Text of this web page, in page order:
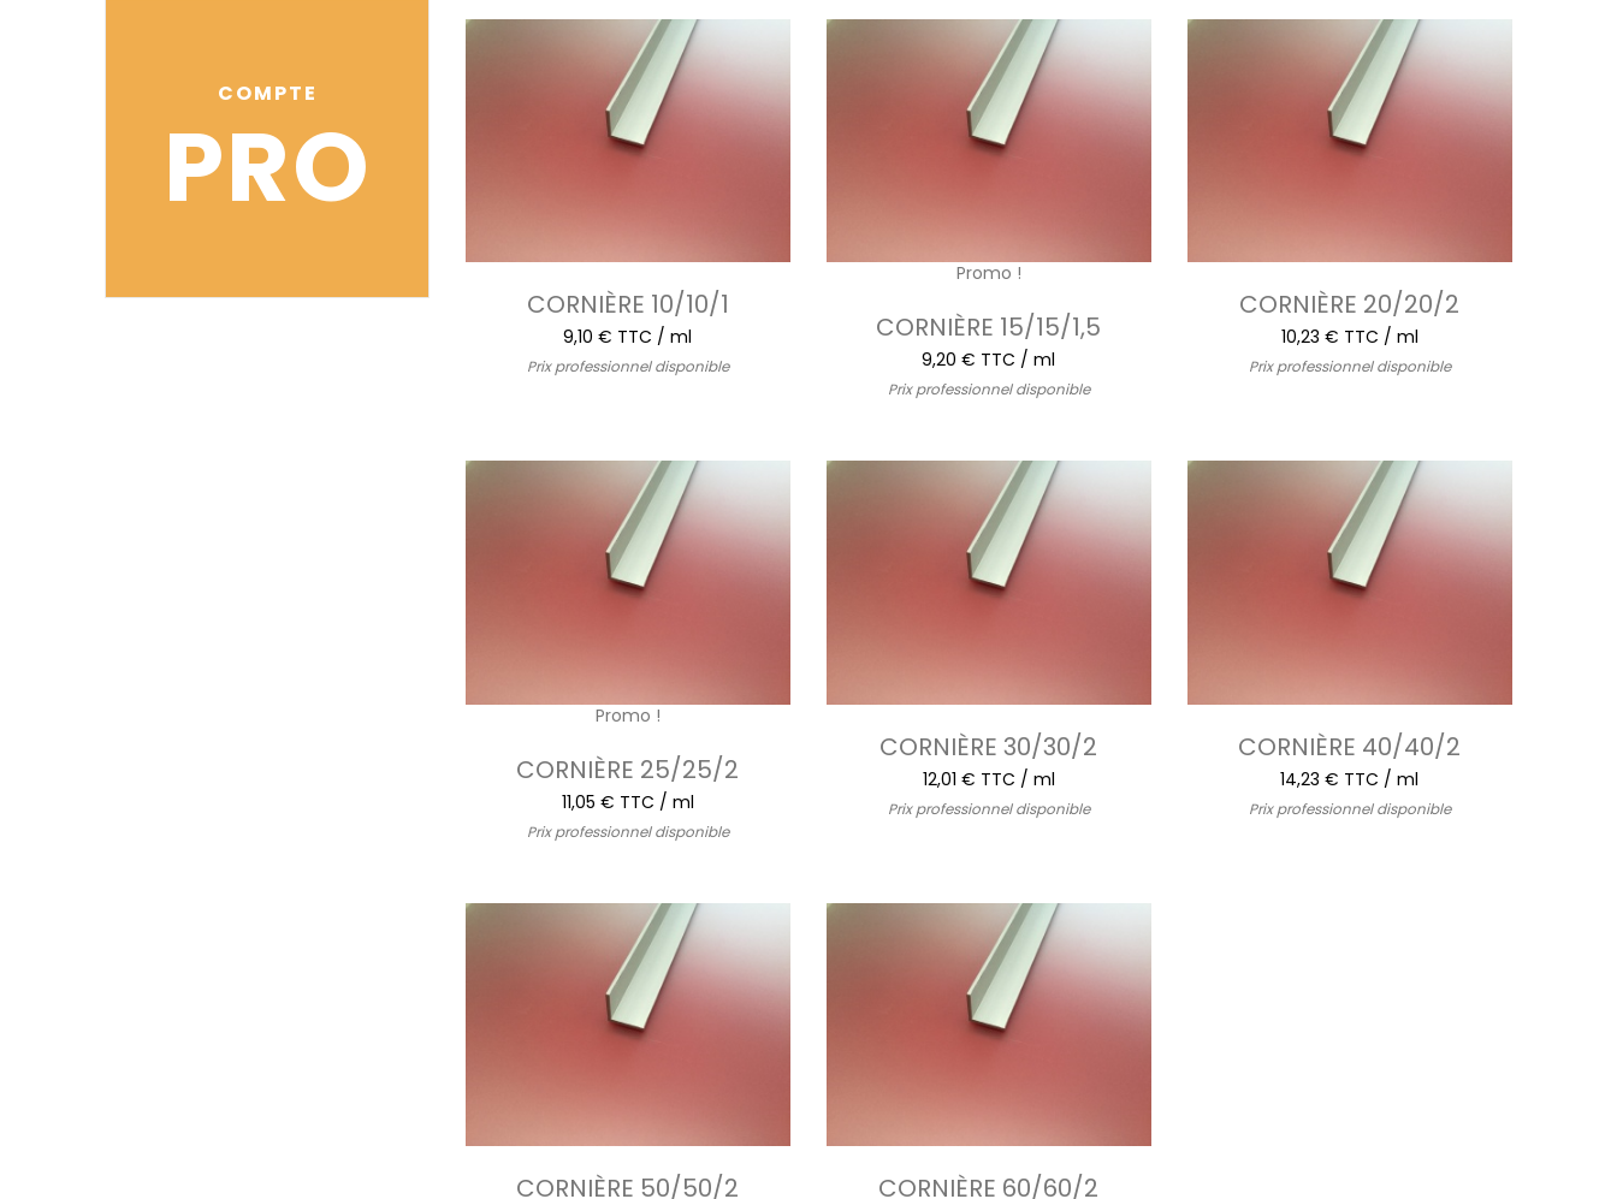
COMPTE
PRO
CORNIÈRE 10/10/1
9,10 € TTC / ml
Prix professionnel disponible
Promo !
CORNIÈRE 15/15/1,5
9,20 € TTC / ml
Prix professionnel disponible
CORNIÈRE 20/20/2
10,23 € TTC / ml
Prix professionnel disponible
Promo !
CORNIÈRE 25/25/2
11,05 € TTC / ml
Prix professionnel disponible
CORNIÈRE 30/30/2
12,01 € TTC / ml
Prix professionnel disponible
CORNIÈRE 40/40/2
14,23 € TTC / ml
Prix professionnel disponible
CORNIÈRE 50/50/2 CORNIÈRE 60/60/2